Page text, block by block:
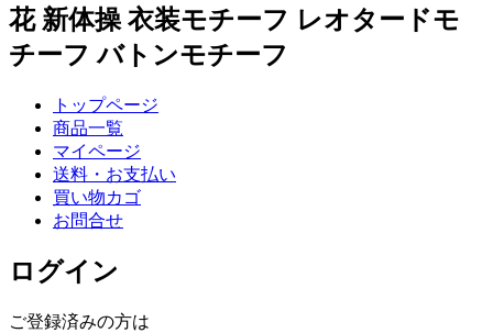
花 新体操 衣装モチーフ レオタードモ
チーフ バトンモチーフ
トップページ
商品一覧
マイページ
送料・お支払い
買い物カゴ
お問合せ
ログイン
ご登録済みの方は